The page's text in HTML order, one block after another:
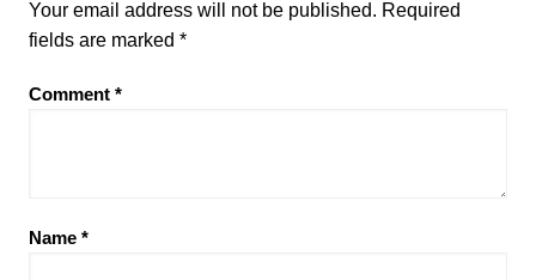
Your email address will not be published. Required
fields are marked *
Comment *
Name *